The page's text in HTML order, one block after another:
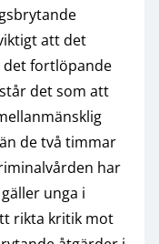
att det
det fortlöpande
det som att
de två timmar
har
unga i
rikta kritik mot